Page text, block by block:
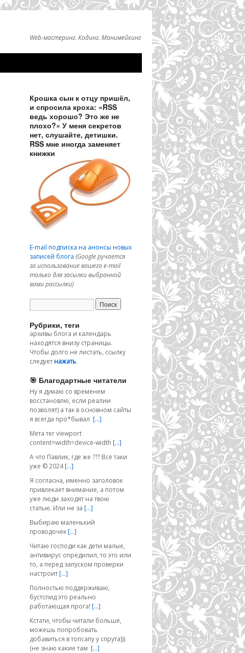
Web-мастеринг. Кодинг. Манимейкинг
Крошка сын к отцу пришёл,
и спросила кроха: «RSS
ведь хорошо? Это же не
плохо?» У меня секретов
нет, слушайте, детишки.
RSS мне иногда заменяет
книжки
E-mail подписка на анонсы новых
записей блога (Google ручается
за использование вашего e-mail
только для засылки выбранной
вами рассылки)
Рубрики, теги
архивы блога и календарь
находятся внизу страницы.
Чтобы долго не листать, ссылку
следуетнажать.
🎯 Благодартные читатели
Ну я думаю со временем
восстановлю, если реалии
позволят) а так в основном сайты
я всегда про*бывал […]
Мета тег viewport
content=width=device-width […]
А что Павлик, где же ??? Всё таки
уже © 2024[…]
Я согласна, именно заголовок
привлекает внимание, а потом
уже люди заходят на твою
статью. Или не за […]
Выбираю маленький
проводочек[…]
Читаю господи как дети малые,
антивирус опредилил, то это или
то, а перед запуском проверки
настроит[…]
Полностью поддерживаю,
бустспид это реально
работающая прога! […]
Кстати, чтобы читали больше,
можешь попробовать
добавиться в топсапу у спрута)))
(не знаю какие там […]